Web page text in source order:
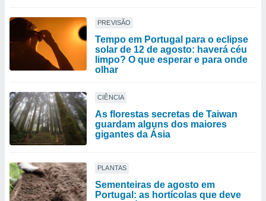
PREVISÃO
Tempo em Portugal para o eclipse
solar de 12 de agosto: haverá céu
limpo? O que esperar e para onde
olhar
CIÊNCIA
As florestas secretas de Taiwan
guardam alguns dos maiores
gigantes da Ásia
PLANTAS
Sementeiras de agosto em
Portugal: as hortícolas que deve